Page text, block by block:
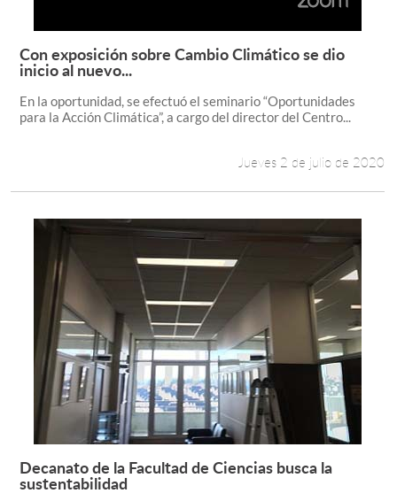
Leer más +
Con exposición sobre Cambio Climático se dio
inicio al nuevo...
En la oportunidad, se efectuó el seminario “Oportunidades
para la Acción Climática”, a cargo del director del Centro...
Jueves 2 de julio de 2020
Leer más +
Decanato de la Facultad de Ciencias busca la
sustentabilidad